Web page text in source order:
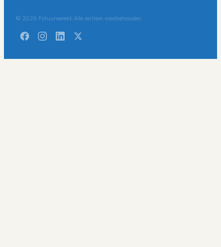
© 2026 Frituurwereld. Alle rechten voorbehouden.